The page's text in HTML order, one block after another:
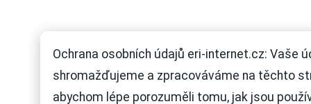
Ochrana osobních údajů eri-internet.cz: Vaše
shromažďujeme a zpracováváme na těchto
abychom lépe porozuměli tomu, jak jsou